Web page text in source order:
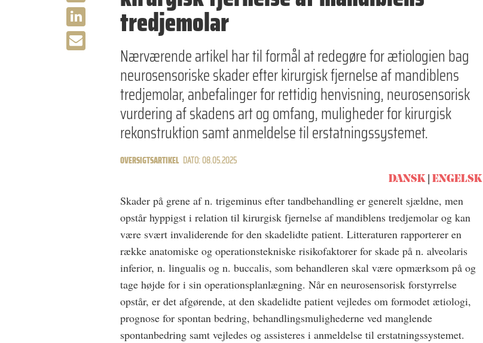
tredjemolar
Nærværende artikel har til formål at redegøre for ætiologien bag
neurosensoriske skader efter kirurgisk fjernelse af mandiblens
tredjemolar, anbefalinger for rettidig henvisning, neurosensorisk
vurdering af skadens art og omfang, muligheder for kirurgisk
rekonstruktion samt anmeldelse til erstatningssystemet.
OVERSIGTSARTIKEL DATO: 08.05.2025
DANSK ENGELSK
Skader på grene af n. trigeminus efter tandbehandling er generelt sjældne, men
opstår hyppigst i relation til kirurgisk fjernelse af mandiblens tredjemolar og kan
være svært invaliderende for den skadelidte patient. Litteraturen rapporterer en
række anatomiske og operationstekniske risikofaktorer for skade på n. alveolaris
inferior, n. lingualis og n. buccalis, som behandleren skal være opmærksom på og
tage højde for i sin operationsplanlægning. Når en neurosensorisk forstyrrelse
opstår, er det afgørende, at den skadelidte patient vejledes om formodet ætiologi,
prognose for spontan bedring, behandlingsmulighederne ved manglende
spontanbedring samt vejledes og assisteres i anmeldelse til erstatningssystemet.